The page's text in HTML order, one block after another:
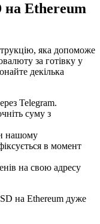
на Ethereum
яка допоможе
за готівку у
декілька
Telegram.
суму з
нашому
в момент
на свою адресу
на Ethereum дуже